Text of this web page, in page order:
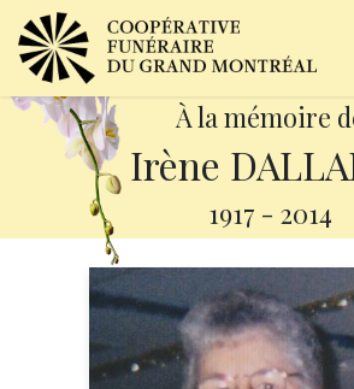
À la mémoire
Irène
1917 - 2014